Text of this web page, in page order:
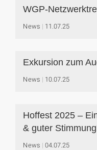
WGP-
News 11.07.25
Exkursion zum
News 10.07.25
Hoffest 2025 –
& guter
News 04.07.25